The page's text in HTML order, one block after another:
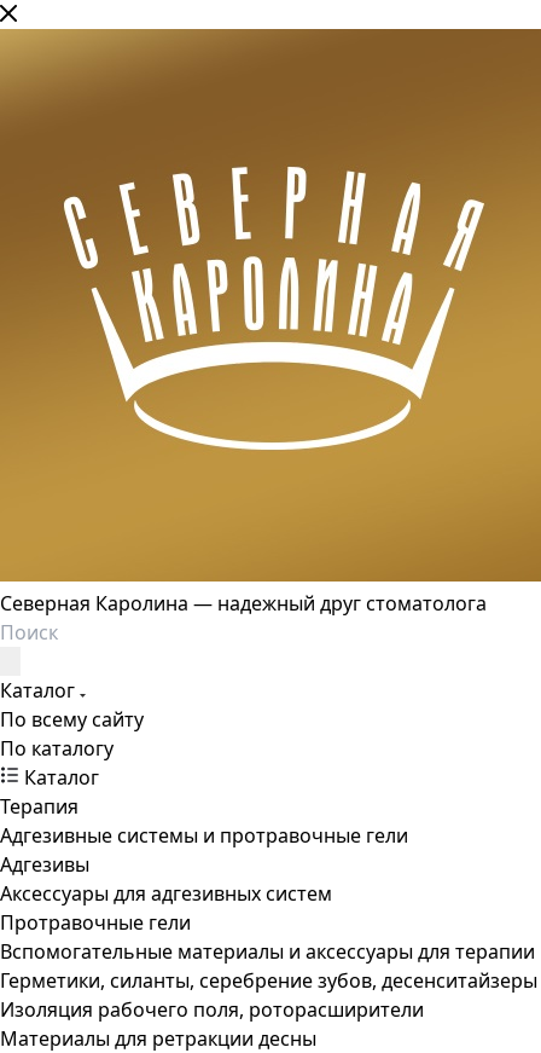
Северная Каролина — надежный друг стоматолога
Каталог
По всему сайту
По каталогу
Каталог
Терапия
Адгезивные системы и протравочные гели
Адгезивы
Аксессуары для адгезивных систем
Протравочные гели
Вспомогательные материалы и аксессуары для терапии
Герметики, силанты, серебрение зубов, десенситайзеры
Изоляция рабочего поля, роторасширители
Материалы для ретракции десны